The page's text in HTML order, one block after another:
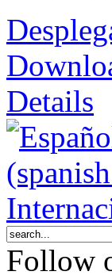
Details
Follow